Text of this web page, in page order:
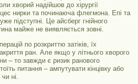
хворий надійшов до хірургії
нирки та починаюча флегмона. Епі та
підступні. Це айсберг гнійного
майже не виявляється зовні.
по розкриттю затіків, їх
ран. Але якщо у літнього хворого
– то завжди є ризик ранового
питання – ампутувати кінцівку або
ні.